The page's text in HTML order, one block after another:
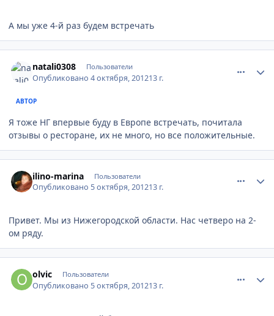
А мы уже 4-й раз будем встречать
natali0308 Пользователи
Опубликовано4 октября, 201213 г.
АВТОР
Я тоже НГ впервые буду в Европе встречать, почитала
отзывы о ресторане, их не много, но все положительные.
ilino-marina Пользователи
Опубликовано 5 октября, 201213 г.
Привет. Мы из Нижегородской области. Нас четверо на 2-
ом ряду.
olvic Пользователи
Опубликовано 5 октября, 201213 г.